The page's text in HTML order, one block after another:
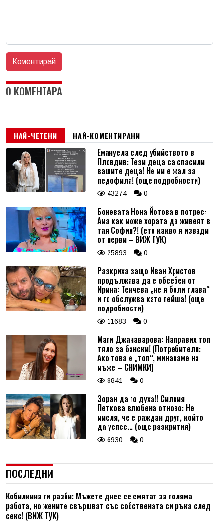
0 КОМЕНТАРА
НАЙ-ЧЕТЕНИ НАЙ-КОМЕНТИРАНИ
Емануела след убийството в
Пловдив: Тези деца са спасили
вашите деца! Не ми е жал за
педофила! (още подробности)
43274 0
Боневата Нона Йотова в потрес:
Ама как може хората да живеят в
тая София?! (ето какво я извади
от нерви – ВИЖ ТУК)
25893 0
Разкриха защо Иван Христов
продължава да е обсебен от
Ирина: Тенчева „не я боли глава“
и го обслужва като гейша! (още
подробности)
11683 0
Маги Джанаварова: Направих топ
тяло за бански! (Потребители:
Ако това е „топ“, минаваме на
мъже – СНИМКИ)
8841 0
Зоран да го духа!! Силвия
Петкова влюбена отново: Не
мисля, че е раждан друг, който
да успее... (още разкрития)
6930 0
ПОСЛЕДНИ
Кобилкина ги разби: Мъжете днес се смятат за голяма
работа, но жените свършват със собствената си ръка след
секс! (ВИЖ ТУК)